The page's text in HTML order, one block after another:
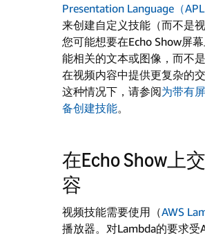
Presentation Language（APL
来创建自定义技能（而不是
您可能想要在Echo Show屏
能相关的文本或图像，而不
在视频内容中提供更复杂的
这种情况下，请参阅为带有
备创建技能。
在Echo Show上
容
视频技能需要使用（AWS
播放器。对Lambda的要求受